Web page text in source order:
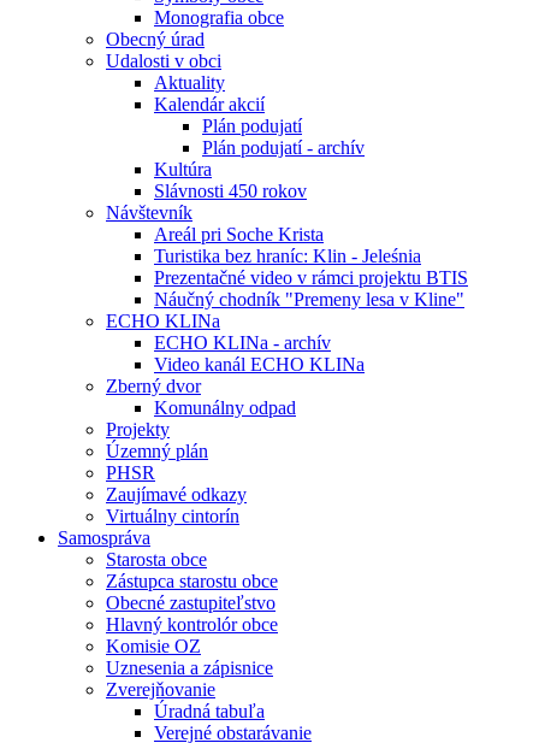
Monografia obce
Obecný úrad
Udalosti v obci
Aktuality
Kalendár akcií
Plán podujatí
Plán podujatí - archív
Kultúra
Slávnosti 450 rokov
Návštevník
Areál pri Soche Krista
Turistika bez hraníc: Klin - Jeleśnia
Prezentačné video v rámci projektu BTIS
Náučný chodník "Premeny lesa v Kline"
ECHO KLINa
ECHO KLINa - archív
Video kanál ECHO KLINa
Zberný dvor
Komunálny odpad
Projekty
Územný plán
PHSR
Zaujímavé odkazy
Virtuálny cintorín
Samospráva
Starosta obce
Zástupca starostu obce
Obecné zastupiteľstvo
Hlavný kontrolór obce
Komisie OZ
Uznesenia a zápisnice
Zverejňovanie
Úradná tabuľa
Verejné obstarávanie